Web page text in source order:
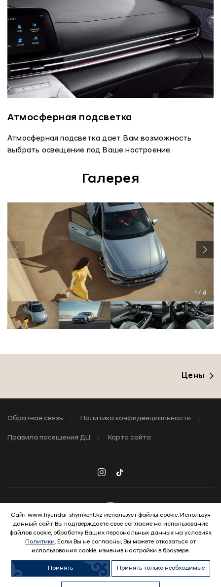
Атмосферная подсветка
Атмосферная подсветка дает Вам возможность
выбрать освещение под Ваше настроение.
Галерея
1 / 8
Цены
Обратная связь Политика конфиденциальности
Правила посещения ДЦ Карта сайта
© 2026 Hyundai Motor Company
Сайт www.hyundai-shymkent.kz использует файлы cookie. Используя
данный сайт, Вы подтверждаете свое согласие на использование
файлов cookie, обработку Ваших персональных данных на условиях
Политики. Если Вы не согласны, Вы можете отказаться от
использования cookie, изменив настройки в браузере.
Принять Принять только необходимые